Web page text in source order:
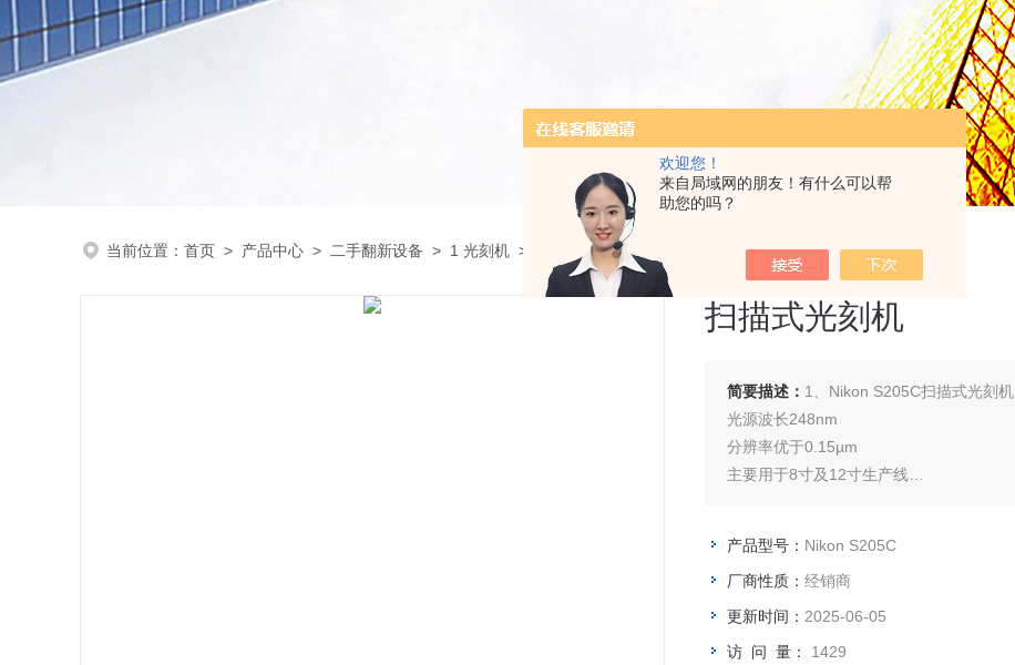
欢迎您！
来自局域网的朋友！有什么可以帮
助您的吗？
当前位置： 首页 > 产品中心 > 二手翻新设备 > 1 光刻机 > Nikon S205C扫描式光刻机
扫描式光刻机
简要描述： 1、Nikon S205C扫描式光刻机
光源波长248nm
分辨率优于0.15µm
主要用于8寸及12寸生产线
主要技术指标
分辨率0.15µm
N.A.0.75
曝光光源248nm
产品型号： Nikon S205C
厂商性质： 经销商
更新时间： 2025-06-05
访 问 量： 1429